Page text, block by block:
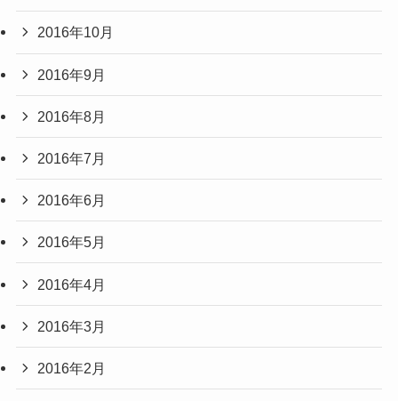
2016年10月
2016年9月
2016年8月
2016年7月
2016年6月
2016年5月
2016年4月
2016年3月
2016年2月